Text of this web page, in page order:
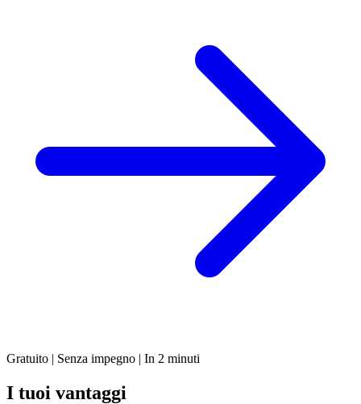
Gratuito | Senza impegno | In 2 minuti
I tuoi vantaggi